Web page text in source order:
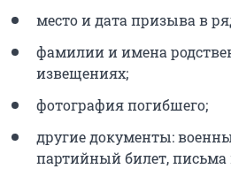
место и дата призыва в
фамилии и имена
извещениях;
фотография погибшего;
другие документы:
партийный билет, письма